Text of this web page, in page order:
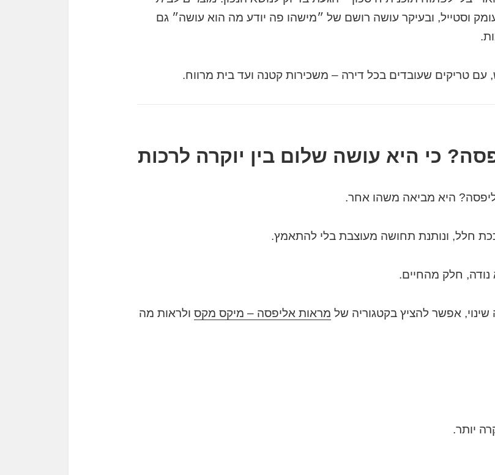
וסטייל, ובעיקר עושה רושם של ״מישהו פה יודע מה הוא עושה״ גם
עם טריקים שעובדים בכל דירה – משכירות קטנה ועד בית מרווח.
כי היא עושה שלום בין יוקרה לרכות
היא מביאה משהו אחר.
חלל, ונותנת תחושה מעוצבת בלי להתאמץ.
נודה, חלק מהחיים.
אפשר להציץ בקטגוריה של מראות אליפסה – מיקס מקסולראות מה
יותר.